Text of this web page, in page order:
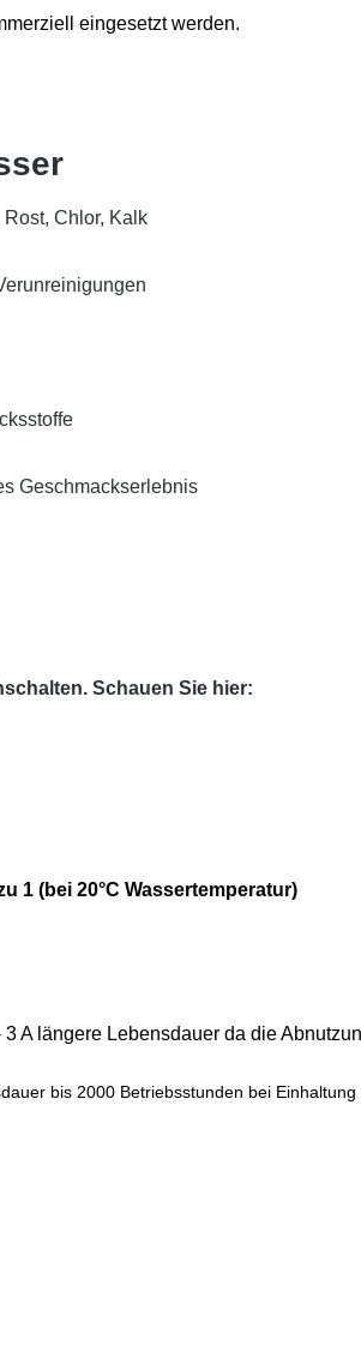
eingesetzt werden.
Chlor, Kalk
Geschmackserlebnis
Schauen Sie hier:
1 (bei 20°C Wassertemperatur)
A längere Lebensdauer da die
bis 2000 Betriebsstunden bei